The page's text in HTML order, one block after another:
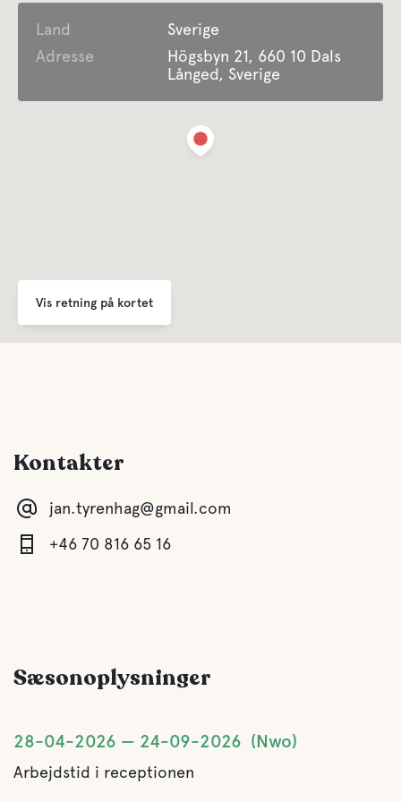
Bruser
Ferskvand
Vand
Søen
Aktiviteter
Fiskeri
Land
Sverige
Adresse
Högsbyn 21, 660 10 Dals
Långed, Sverige
Vis retning på kortet
Kontakter
jan.tyrenhag@gmail.com
+46 70 816 65 16
Sæsonoplysninger
28-04-2026 24-09-2026 Nwo
Arbejdstid i receptionen